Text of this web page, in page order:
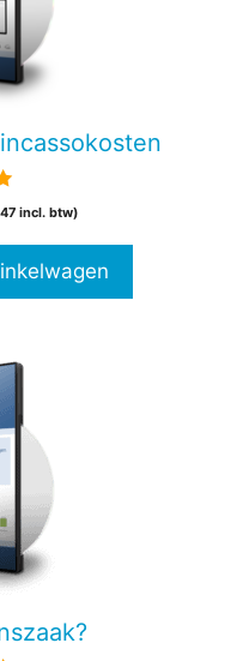
incl. btw)
-
€39,00